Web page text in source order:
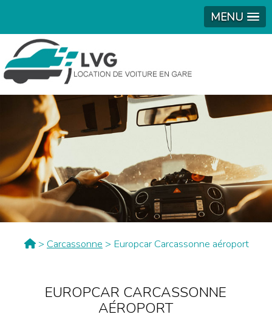
MENU
> Carcassonne > Europcar Carcassonne aéroport
EUROPCAR CARCASSONNE
AÉROPORT